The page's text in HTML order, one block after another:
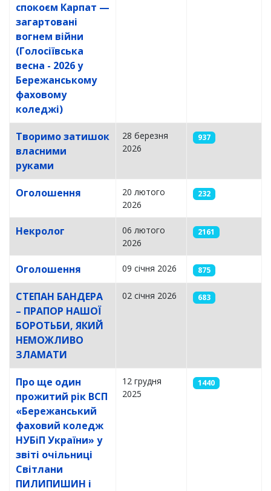
спокоєм Карпат —
загартовані
вогнем війни
(Голосіївська
весна - 2026 у
Бережанському
фаховому
коледжі)
Творимо затишок
власними
руками
28 березня
2026
937
Оголошення
20 лютого
2026
232
Некролог
06 лютого
2026
2161
Оголошення 09 січня 2026 875
СТЕПАН БАНДЕРА
– ПРАПОР НАШОЇ
БОРОТЬБИ, ЯКИЙ
НЕМОЖЛИВО
ЗЛАМАТИ
02 січня 2026 683
Про ще один
прожитий рік ВСП
«Бережанський
фаховий коледж
НУБіП України» у
звіті очільниці
Світлани
ПИЛИПИШИН і
12 грудня
2025
1440